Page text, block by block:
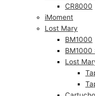
CR8000
iMoment
Lost Mary
BM1000
BM1000
Lost